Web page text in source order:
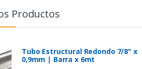
Productos
Tubo Estructural Redondo 7/8" x
0,9mm | Barra x 6mt